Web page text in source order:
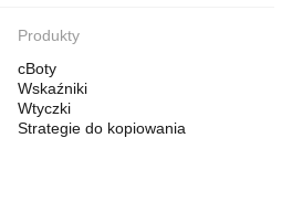
Produkty
cBoty
Wskaźniki
Wtyczki
Strategie do kopiowania